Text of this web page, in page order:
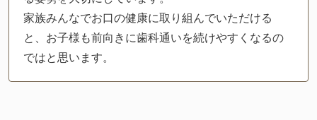
家族みんなでお口の健康に取り組んでいただける
と、お子様も前向きに歯科通いを続けやすくなるの
ではと思います。